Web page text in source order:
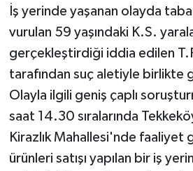
İş yerinde yaşanan olayda
vurulan 59 yaşındaki K.S.
gerçekleştirdiği iddia edilen
tarafından suç aletiyle birlikte
Olayla ilgili geniş çaplı
saat 14.30 sıralarında
Kirazlık Mahallesi'nde faaliyet
ürünleri satışı yapılan bir iş